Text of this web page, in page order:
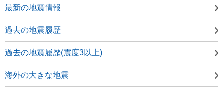
最新の地震情報
過去の地震履歴
過去の地震履歴(震度3以上)
海外の大きな地震